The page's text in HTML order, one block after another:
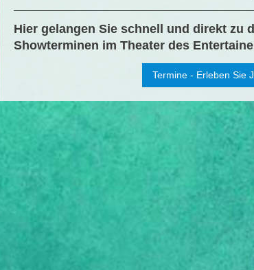
Hier gelangen Sie schnell und direkt zu
Showterminen im Theater des
Termine - Erleben Sie